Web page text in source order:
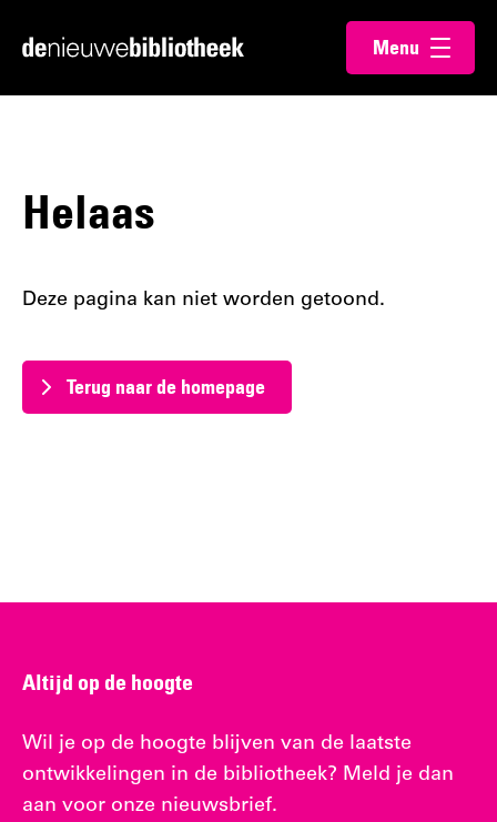
direct
direct
Ga
Menu
openen
Helaas
Deze pagina kan niet worden getoond.
Terug naar de homepage
Altijd op de hoogte
Wil je op de hoogte blijven van de laatste
ontwikkelingen in de bibliotheek? Meld je dan
aan voor onze nieuwsbrief.